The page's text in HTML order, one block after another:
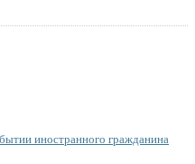
иностранного гражданина